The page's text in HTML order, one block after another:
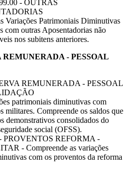
- OUTRAS
Variações Patrimoniais Diminutivas
com outras Aposentadorias não
nos subitens anteriores.
REMUNERADA - PESSOAL
REMUNERADA - PESSOAL
patrimoniais diminutivas com
militares. Compreende os saldos que
demonstrativos consolidados do
social (OFSS).
PROVENTOS REFORMA -
- Compreende as variações
com os proventos da reforma